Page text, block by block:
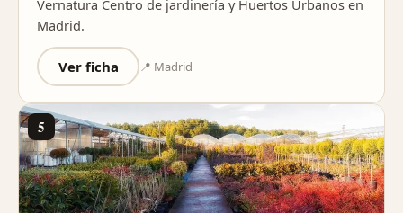
Vernatura Centro de jardinería y Huertos Urbanos en
Madrid.
Ver ficha 📍 Madrid
5